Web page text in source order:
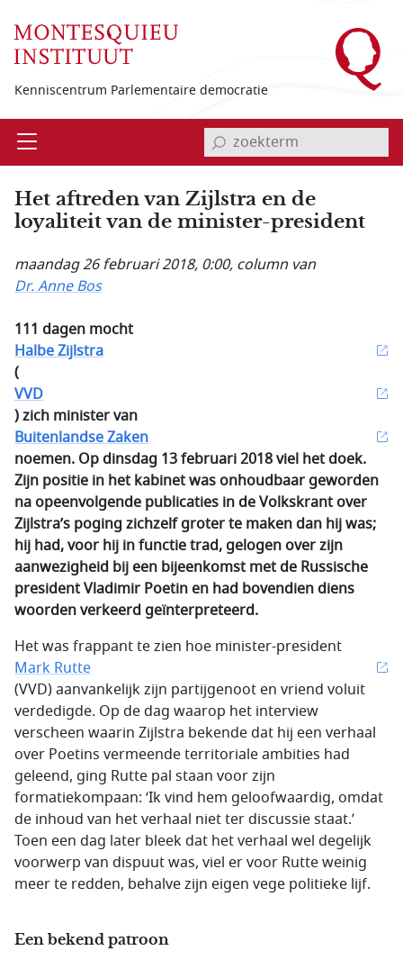
Kenniscentrum Parlementaire democratie
Open invoerveld zoekterm
Het aftreden van Zijlstra en de
loyaliteit van de minister-president
maandag 26 februari 2018, 0:00, column van
Dr. Anne Bos
111 dagen mocht
Halbe Zijlstra
(
VVD
) zich minister van
Buitenlandse Zaken
noemen. Op dinsdag 13 februari 2018 viel het doek.
Zijn positie in het kabinet was onhoudbaar geworden
na opeenvolgende publicaties in de Volkskrant over
Zijlstra’s poging zichzelf groter te maken dan hij was;
hij had, voor hij in functie trad, gelogen over zijn
aanwezigheid bij een bijeenkomst met de Russische
presidentVladimir Poetin en had bovendien diens
woorden verkeerd geïnterpreteerd.
Het was frappant te zien hoe minister-president
Mark Rutte
(VVD) aanvankelijk zijn partijgenoot en vriend voluit
verdedigde. Op de dag waarop het interview
verscheen waarin Zijlstra bekende dat hij een verhaal
over Poetins vermeende territoriale ambities had
geleend, ging Rutte pal staan voor zijn
formatiekompaan: ‘Ik vind hem geloofwaardig, omdat
de inhoud van het verhaal niet ter discussie staat.’
Toen een dag later bleek dat het verhaal wel degelijk
voorwerp van dispuut was, viel er voor Rutte weinig
meer te redden, behalve zijn eigen vege politieke lijf.
Een bekend patroon